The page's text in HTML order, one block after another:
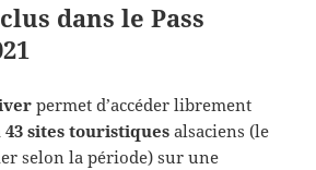
dans le Pass
permet d’accéder librement
43 sites touristiques alsaciens (le
selon la période) sur une